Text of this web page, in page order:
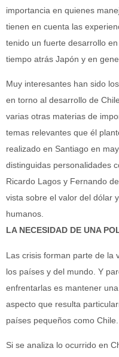
importancia en quienes
tienen en cuenta las
tenido un fuerte desarrollo
tiempo atrás Japón y en
Muy interesantes han sido
en torno al desarrollo de
varias otras materias de
temas relevantes que él
realizado en Santiago en
distinguidas personalidades
Ricardo Lagos y Fernando
vista sobre el valor del dólar
humanos.
LA NECESIDAD DE UNA
Las crisis forman parte de la
los países y del mundo. Y
enfrentarlas es mantener
aspecto que resulta
países pequeños como Chile.
Si se analiza lo ocurrido en